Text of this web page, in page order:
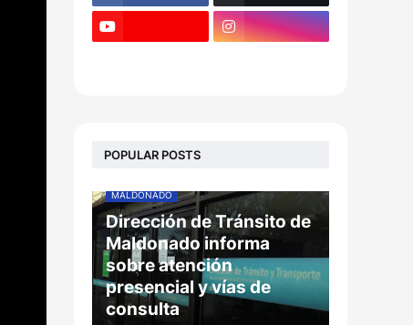
POPULAR POSTS
MALDONADO
Dirección de Tránsito de
Maldonado informa
sobre atención
presencial y vías de
consulta